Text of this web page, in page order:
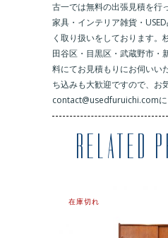
古一では無料の出張見積を行
家具・インテリア雑貨・
く取り扱いをしております。
田谷区・目黒区・武蔵野市・
料にてお見積もりにお伺いい
ち込みも大歓迎ですので、お
contact@usedfuruichi.comに
RELATED
在庫切れ